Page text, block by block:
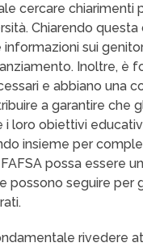
cercare chiarimenti
Chiarendo
sui
Inoltre, è
e abbiano una
a garantire che
i loro obiettivi
insieme per
possa essere
possono seguire per
rivedere